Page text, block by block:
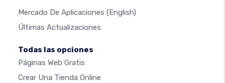
Mercado De Aplicaciones (English)
Últimas Actualizaciones
Todas las opciones
Páginas Web Gratis
Crear Una Tienda Online